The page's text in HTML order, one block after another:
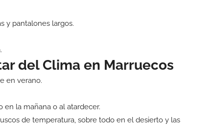
y pantalones largos.
del Clima en Marruecos
en verano.
en la mañana o al atardecer.
de temperatura, sobre todo en el desierto y las